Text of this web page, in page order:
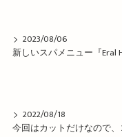
2023/08/06
2022/08/18